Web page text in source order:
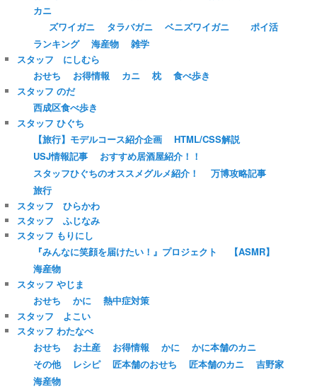
カニ
ズワイガニ
タラバガニ ベニズワイガニ
ポイ活
ランキング
海産物
雑学
スタッフ にしむら
おせち
お得情報 カニ 枕
食べ歩き
スタッフ のだ
西成区食べ歩き
スタッフ ひぐち
【旅行】モデルコース紹介企画
HTML/CSS解説
USJ情報記事
おすすめ居酒屋紹介！！
スタッフひぐちのオススメグルメ紹介！
万博攻略記事
旅行
スタッフ ひらかわ
スタッフ ふじなみ
スタッフ もりにし
『みんなに笑顔を届けたい！』プロジェクト
【ASMR】
海産物
スタッフ やじま
おせち
かに
熱中症対策
スタッフ よこい
スタッフ わたなべ
おせち
お土産 お得情報 かに
かに本舗のカニ
その他
レシピ 匠本舗のおせち 匠本舗のカニ
吉野家
海産物